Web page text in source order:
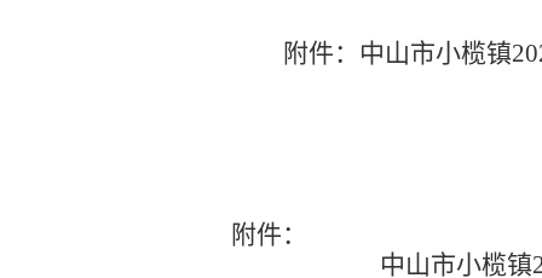
附件：中山市小榄镇
附件：
中山市小榄镇